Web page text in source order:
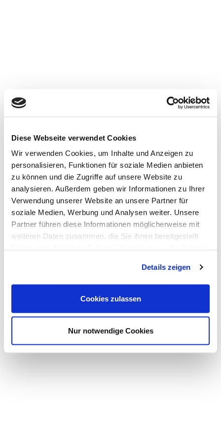
Diese Webseite verwendet Cookies
Wir verwenden Cookies, um Inhalte und Anzeigen zu
personalisieren, Funktionen für soziale Medien anbieten
zu können und die Zugriffe auf unsere Website zu
analysieren. Außerdem geben wir Informationen zu Ihrer
Verwendung unserer Website an unsere Partner für
soziale Medien, Werbung und Analysen weiter. Unsere
Partner führen diese Informationen möglicherweise mit
weiteren Daten zusammen, die Sie ihnen bereitgestellt
Details zeigen
Cookies zulassen
Nur notwendige Cookies